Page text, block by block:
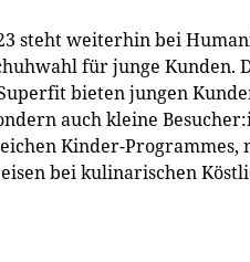
steht weiterhin bei
für junge Kunden.
bieten jungen
auch kleine
Kinder-
bei kulinarischen